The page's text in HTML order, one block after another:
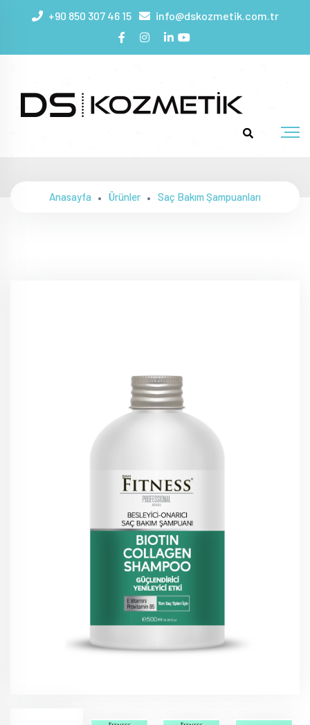
+90 850 307 46 15 info@dskozmetik.com.tr
Anasayfa Ürünler Saç Bakım Şampuanları